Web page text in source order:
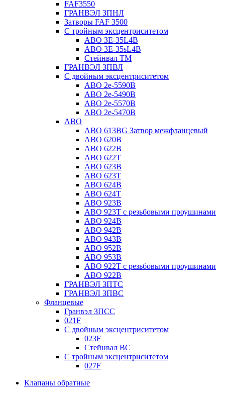
FAF3550
ГРАНВЭЛ ЗПНЛ
Затворы FAF 3500
С тройным эксцентриситетом
ABO ЗE-35L4B
ABO 3E-35sL4B
Стейнвал ТМ
ГРАНВЭЛ ЗПВЛ
С двойным эксцентриситетом
ABO 2e-5590B
ABO 2е-5490B
ABO 2е-5570B
ABO 2е-5470B
ABO
ABO 613BG Затвор межфланцевый
ABO 620B
ABO 622B
ABO 622T
ABO 623B
ABO 623T
ABO 624В
ABO 624Т
ABO 923B
ABO 923Т с резьбовыми проушинами
ABO 924B
ABO 942B
ABO 943B
ABO 952B
ABO 953B
ABO 922T с резьбовыми проушинами
ABO 922B
ГРАНВЭЛ ЗПТС
ГРАНВЭЛ ЗПВС
Фланцевые
Гранвэл ЗПСС
021F
С двойным эксцентриситетом
023F
Стейнвал BC
С тройным эксцентриситетом
027F
Клапаны обратные